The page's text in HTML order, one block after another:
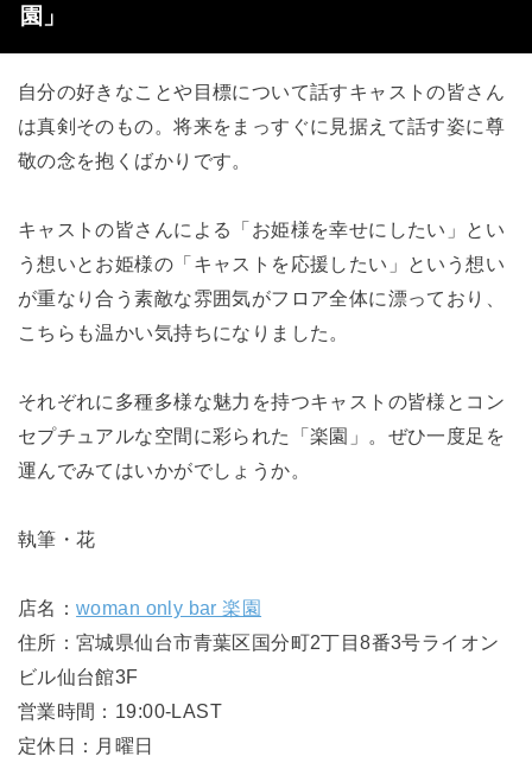
園」
自分の好きなことや目標について話すキャストの皆さん
は真剣そのもの。将来をまっすぐに見据えて話す姿に尊
敬の念を抱くばかりです。
キャストの皆さんによる「お姫様を幸せにしたい」とい
う想いとお姫様の「キャストを応援したい」という想い
が重なり合う素敵な雰囲気がフロア全体に漂っており、
こちらも温かい気持ちになりました。
それぞれに多種多様な魅力を持つキャストの皆様とコン
セプチュアルな空間に彩られた「楽園」。 ぜひ一度足を
運んでみてはいかがでしょうか。
執筆・花
店名：woman only bar 楽園
住所：宮城県仙台市青葉区国分町2丁目8番3号ライオン
ビル仙台館3F
営業時間：19:00-LAST
定休日：月曜日